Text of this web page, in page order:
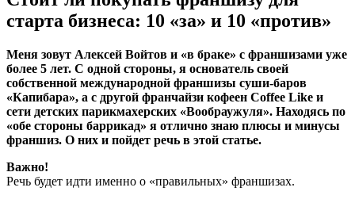
старта бизнеса: 10 «за» и 10 «против»
Меня зовут Алексей Войтов и «в браке» с франшизами уже
более 5 лет. С одной стороны, я основатель своей
собственной международной франшизы суши-баров
«Капибара», а с другой франчайзи кофеен Coffee Like и
сети детских парикмахерских «Вообраужуля». Находясь по
«обе стороны баррикад» я отлично знаю плюсы и минусы
франшиз. О них и пойдет речь в этой статье.
Важно!
Речь будет идти именно о «правильных» франшизах.